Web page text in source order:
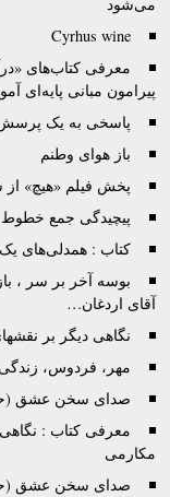
می‌شود
Cyrhus wine
معرفی کتاب‌های
پیرامون مبانی پایه‌ای
پاسخی به یک
باز هوای وطنم
پخش فیلم «هیچ»
پیچیدگی جمع خطوط
کتاب : همدلی‌های
بوسه آخر بر سر ،
آقای اردغان…
نگاهی دیگر بر
مهر، فردوس، زندگی
صدای سخن عشق
مکارمی
صدای سخن عشق